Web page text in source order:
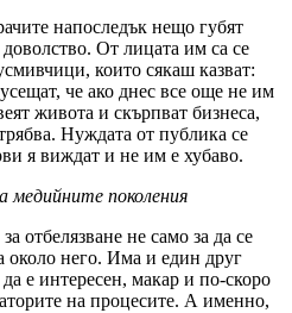
напоследък нещо губят
От лицата им са се
които сякаш казват:
че ако днес все още не им
живота и скърпват бизнеса,
Нуждата от публика се
я виждат и не им е хубаво.
медийните поколения
отбелязване не само за да се
около него. Има и един друг
е интересен, макар и по-скоро
на процесите. А именно,